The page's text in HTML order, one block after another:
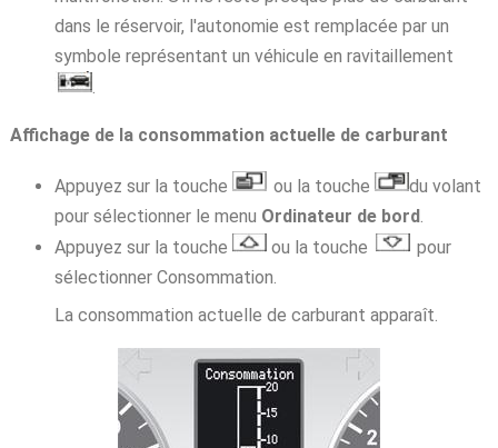
dans le réservoir, l'autonomie est remplacée par un
symbole représentant un véhicule en ravitaillement
.
Affichage de la consommation actuelle de carburant
Appuyez sur la touche ou la touche
du volant
pour sélectionner le menu Ordinateur de bord.
Appuyez sur la touche
ou la touche
pour
sélectionner Consommation.
La consommation actuelle de carburant apparaît.